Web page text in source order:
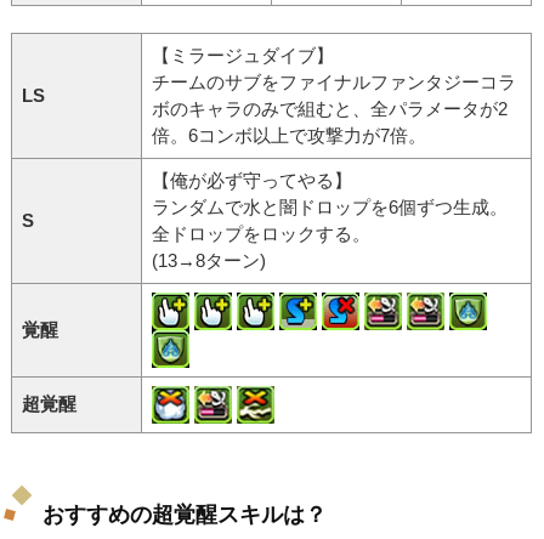
LS
【ミラージュダイブ】
チームのサブをファイナルファンタジーコラ
ボのキャラのみで組むと、全パラメータが2
倍。6コンボ以上で攻撃力が7倍。
S
【俺が必ず守ってやる】
ランダムで水と闇ドロップを6個ずつ生成。
全ドロップをロックする。
(13→8ターン)
覚醒
超覚醒
おすすめの超覚醒スキルは？